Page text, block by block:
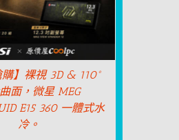
購】裸視 3D & 110°
面，微星 MEG
E15 360 一體式水
冷。